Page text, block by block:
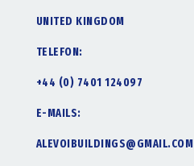
UNITED KINGDOM
TELEFON:
+44 (0) 7401 124097
E-MAILS:
ALEVOIBUILDINGS@GMAIL.COM